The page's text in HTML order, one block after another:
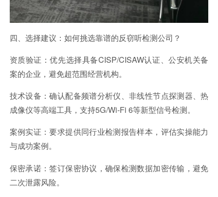
四、选择建议：如何挑选靠谱的反窃听检测公司？
资质验证：优先选择具备CISP/CISAW认证、公安机关备
案的企业，避免超范围经营机构。
技术设备：确认配备频谱分析仪、非线性节点探测器、热
成像仪等高端工具，支持5G/Wi-Fi 6等新型信号检测。
案例实证：要求提供同行业检测报告样本，评估实操能力
与成功案例。
保密承诺：签订保密协议，确保检测数据加密传输，避免
二次泄露风险。